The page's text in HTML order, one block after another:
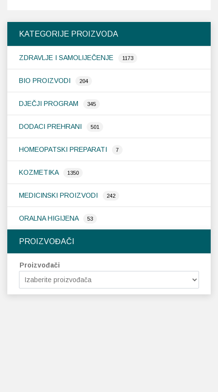
KATEGORIJE PROIZVODA
ZDRAVLJE I SAMOLIJEČENJE 1173
BIO PROIZVODI 204
DJEČJI PROGRAM 345
DODACI PREHRANI 501
HOMEOPATSKI PREPARATI 7
KOZMETIKA 1350
MEDICINSKI PROIZVODI 242
ORALNA HIGIJENA 53
PROIZVOĐAČI
Proizvođači